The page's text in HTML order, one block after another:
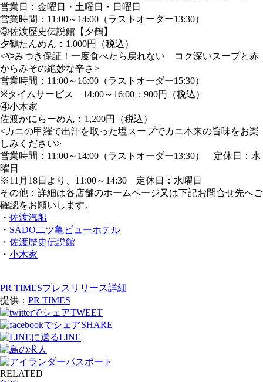
営業日：金曜日・土曜日・日曜日
営業時間：11:00～14:00（ラストオーダー13:30）
③佐渡歴史伝説館【夕鶴】
夕鶴たんめん：1,000円（税込）
<やみつき保証！一度食べたら戻れない コク深いスープと赤
からみその絶妙な辛さ>
営業時間：11:00～16:00（ラストオーダー15:30）
※タイムサービス 14:00～16:00：900円（税込）
④小木家
佐渡かにらーめん：1,200円（税込）
<カニの甲羅で出汁を取った塩スープでカニ本来の旨味をお楽
しみください>
営業時間：11:00～14:00（ラストオーダー13:30） 定休日：水
曜日
※11月18日より、11:00～14:30 定休日：水曜日
その他：詳細は各店舗のホームページ又は下記お問合せ先へご
確認をお願いします。
・ 佐渡汽船
・ SADO二ツ亀ビューホテル
・ 佐渡歴史伝説館
・ 小木家
PR TIMESプレスリリース詳細
提供： PR TIMES
TWEET
SHARE
LINE
RELATED